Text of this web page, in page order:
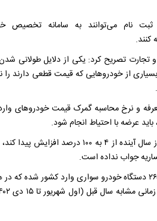
نام می‌توانند به سامانه تخصیص
تصریح کرد: یکی از دلایل طولانی
از خودرو‌هایی که قیمت قطعی دارند
و نرخ محاسبه گمرک قیمت خودرو‌های
عرضه با احتیاط انجام شود.
وی درباره تعرفه خودرو‌های برقی که قرار است از